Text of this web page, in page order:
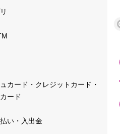
カード・クレジットカード・
ード
い・入出金